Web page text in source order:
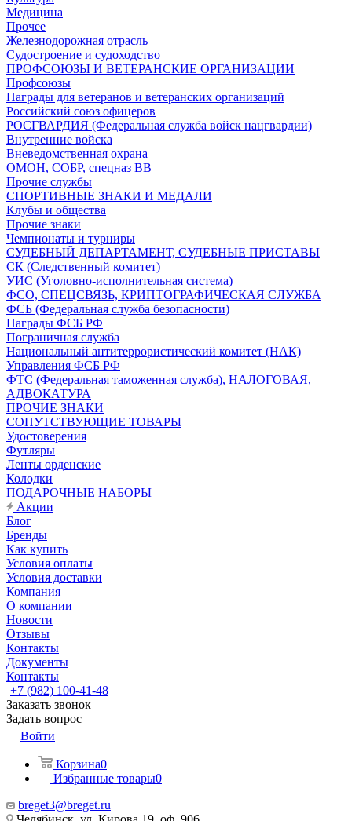
Медицина
Прочее
Железнодорожная отрасль
Судостроение и судоходство
ПРОФСОЮЗЫ И ВЕТЕРАНСКИЕ ОРГАНИЗАЦИИ
Профсоюзы
Награды для ветеранов и ветеранских организаций
Российский союз офицеров
РОСГВАРДИЯ (Федеральная служба войск нацгвардии)
Внутренние войска
Вневедомственная охрана
ОМОН, СОБР, спецназ ВВ
Прочие службы
СПОРТИВНЫЕ ЗНАКИ И МЕДАЛИ
Клубы и общества
Прочие знаки
Чемпионаты и турниры
СУДЕБНЫЙ ДЕПАРТАМЕНТ, СУДЕБНЫЕ ПРИСТАВЫ
СК (Следственный комитет)
УИС (Уголовно-исполнительная система)
ФСО, СПЕЦСВЯЗЬ, КРИПТОГРАФИЧЕСКАЯ СЛУЖБА
ФСБ (Федеральная служба безопасности)
Награды ФСБ РФ
Пограничная служба
Национальный антитеррористический комитет (НАК)
Управления ФСБ РФ
ФТС (Федеральная таможенная служба), НАЛОГОВАЯ,
АДВОКАТУРА
ПРОЧИЕ ЗНАКИ
СОПУТСТВУЮЩИЕ ТОВАРЫ
Удостоверения
Футляры
Ленты орденские
Колодки
ПОДАРОЧНЫЕ НАБОРЫ
Акции
Блог
Бренды
Как купить
Условия оплаты
Условия доставки
Компания
О компании
Новости
Отзывы
Контакты
Документы
Контакты
+7 (982) 100-41-48
Заказать звонок
Задать вопрос
Войти
Корзина0
Избранные товары0
breget3@breget.ru